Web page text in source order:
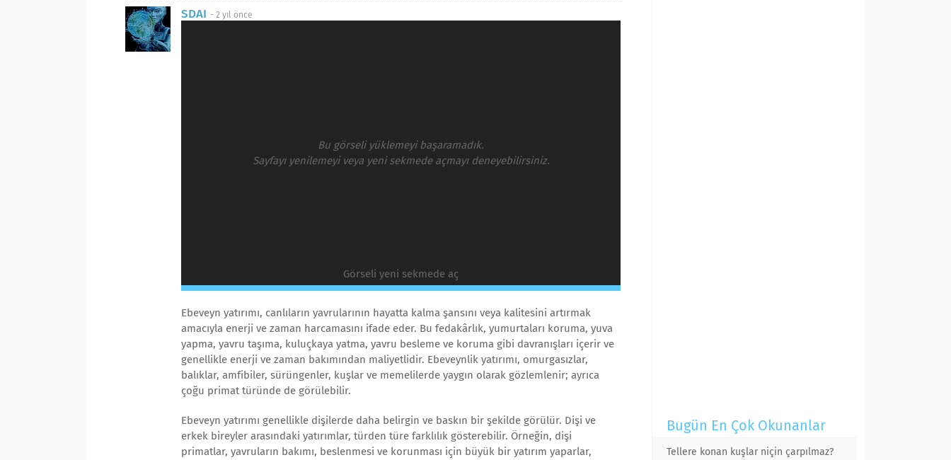
SDAI - 2 yıl önce
Bu görseli yüklemeyi başaramadık.
Sayfayı yenilemeyi veya yeni sekmede açmayı deneyebilirsiniz.
Görseli yeni sekmede aç
Ebeveyn yatırımı, canlıların yavrularının hayatta kalma şansını veya kalitesini artırmak
amacıyla enerji ve zaman harcamasını ifade eder. Bu fedakârlık, yumurtaları koruma, yuva
yapma, yavru taşıma, kuluçkaya yatma, yavru besleme ve koruma gibi davranışları içerir ve
genellikle enerji ve zaman bakımından maliyetlidir. Ebeveynlik yatırımı, omurgasızlar,
balıklar, amfibiler, sürüngenler, kuşlar ve memelilerde yaygın olarak gözlemlenir; ayrıca
çoğu primat türünde de görülebilir.
Ebeveyn yatırımı genellikle dişilerde daha belirgin ve baskın bir şekilde görülür. Dişi ve
erkek bireyler arasındaki yatırımlar, türden türe farklılık gösterebilir. Örneğin, dişi
primatlar, yavruların bakımı, beslenmesi ve korunması için büyük bir yatırım yaparlar,
Bugün En Çok Okunanlar
Tellere konan kuşlar niçin çarpılmaz?